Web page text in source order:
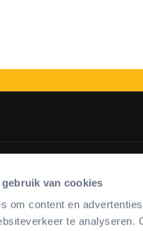
van cookies
om content en
te
Congres Vergadering